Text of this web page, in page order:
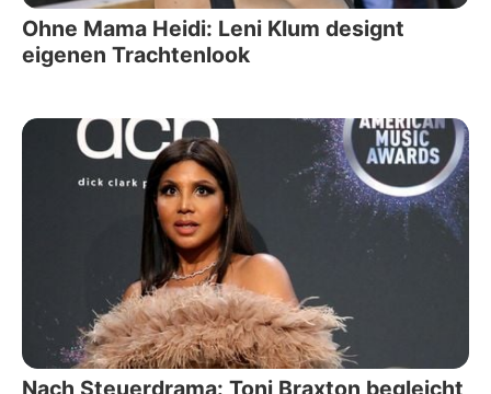
Ohne Mama Heidi: Leni Klum designt
eigenen Trachtenlook